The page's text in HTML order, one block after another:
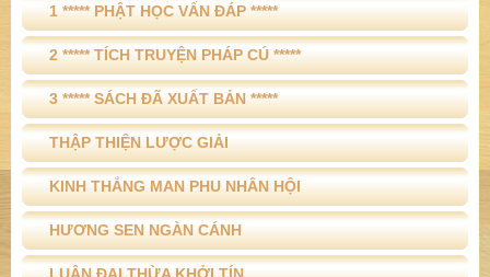
1 ***** PHẬT HỌC VẤN ĐÁP *****
2 ***** TÍCH TRUYỆN PHÁP CÚ *****
3 ***** SÁCH ĐÃ XUẤT BẢN *****
THẬP THIỆN LƯỢC GIẢI
KINH THẮNG MAN PHU NHÂN HỘI
HƯƠNG SEN NGÀN CÁNH